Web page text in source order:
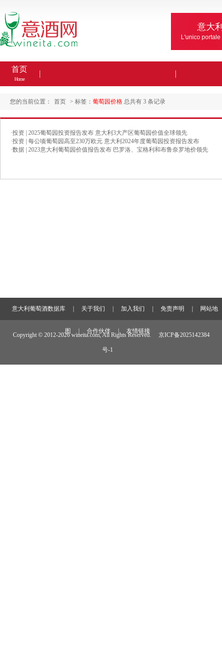
意大
L'unico
首页
Home
您的当前位置： 首页 > 标签： 葡萄园价格 总共有 3 条记录
·投资 | 2025葡萄园投资报告发布 意大利3大产区葡萄园价值全球领先
·投资 | 每公顷葡萄园高至230万欧元 意大利2024年度葡萄园投资报告发布
·数据 | 2023意大利葡萄园价值报告发布 巴罗洛、宝格利和布鲁奈罗地价领先
意大利葡萄酒数据库 关于我们 加入我们 免责声明 网站地
图 合作伙伴 友情链接
Copyright © 2012-2026 wineita.com, All Rights Reserved. 京ICP备2025142384
号-1